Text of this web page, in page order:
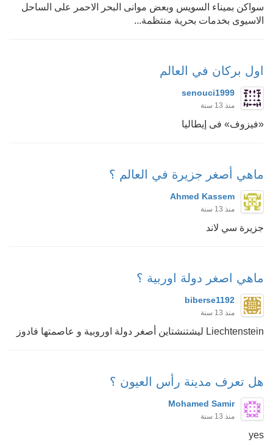
سواكن بميناء السويس وبعض موانى البحر الاحمر على الساحل
الاسيوى بخدمات بحرية منتظمة...
اول بركان في العالم
senouci1999
منذ 13 سنة
«فيزوف» فى إيطاليا
ماهي أصغر جزيرة في العالم ؟
Ahmed Kassem
منذ 13 سنة
جزيرة سي لاند
ماهي اصغر دولة اوربية ؟
biberse1192
منذ 13 سنة
Liechtenstein ليشتنشتاين أصغر دولة اوروبية و عاصمتها فادوز
هل تعرف مدينة رأس العيون ؟
Mohamed Samir
منذ 13 سنة
yes